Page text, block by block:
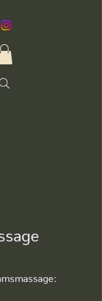
NaN uit 5 sterren.